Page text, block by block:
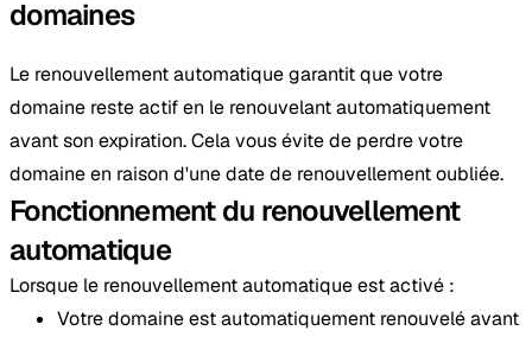
domaines
Le renouvellement automatique garantit que votre
domaine reste actif en le renouvelant automatiquement
avant son expiration. Cela vous évite de perdre votre
domaine en raison d'une date de renouvellement oubliée.
Fonctionnement du renouvellement
automatique
Lorsque le renouvellement automatique est activé :
Votre domaine est automatiquement renouvelé avant